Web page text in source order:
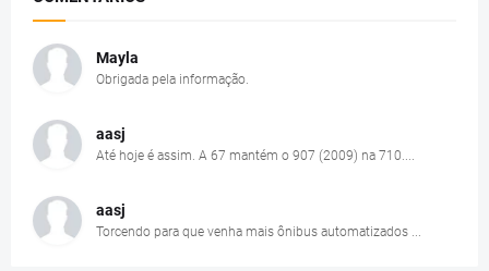
Mayla
Obrigada pela informação.
aasj
Até hoje é assim. A 67 mantém o 907 (2009) na 710....
aasj
Torcendo para que venha mais ônibus automatizados ...